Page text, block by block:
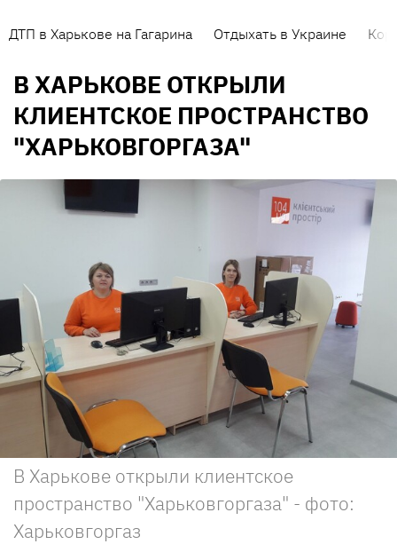
ДТП в Харькове на Гагарина Отдыхать в Украине
В ХАРЬКОВЕ ОТКРЫЛИ
КЛИЕНТСКОЕ ПРОСТРАНСТВО
"ХАРЬКОВГОРГАЗА"
В Харькове открыли клиентское
пространство "Харьковгоргаза" - фото:
Харьковгоргаз